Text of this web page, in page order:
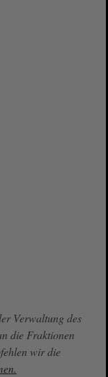
Verwaltung des
die Fraktionen
wir die